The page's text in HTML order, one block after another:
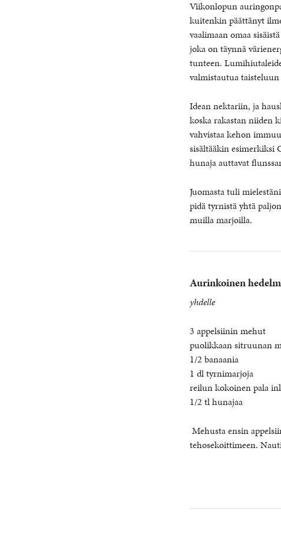
Viikonlopun
kuitenkin päättänyt
vaalimaan omaa
joka on täynnä
tunteen.
valmistautua
Idean nektariin, ja
koska rakastan niiden
vahvistaa kehon
sisältääkin esimerkiksi
hunaja auttavat
Juomasta tuli
pidä tyrnistä yhtä
muilla marjoilla.
Aurinkoinen
yhdelle
3 appelsiinin mehut
puolikkaan sitruunan
1/2 banaania
1 dl tyrnimarjoja
reilun kokoinen pala
1/2 tl hunajaa
Mehusta ensin
tehosekoittimeen.